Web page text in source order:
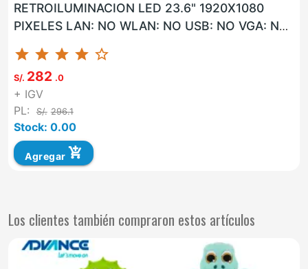
RETROILUMINACION LED 23.6" 1920X1080
PIXELES LAN: NO WLAN: NO USB: NO VGA: NO
HDMI: SI G. F: 36 MESES CARRY-IN UNIDAD
ADVA...
star star star star star_border
S/. 282 .0
+ IGV
PL:
S/. 296.1
Stock: 0.00
Agregar add_shopping_cart
Los clientes también compraron estos artículos